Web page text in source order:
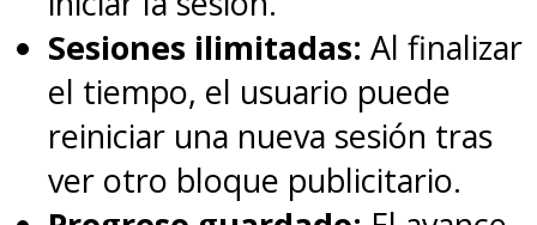
Sesiones ilimitadas: Al finalizar
el tiempo, el usuario puede
reiniciar una nueva sesión tras
ver otro bloque publicitario.